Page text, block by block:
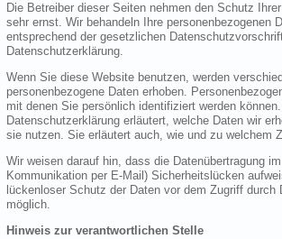
Die Betreiber dieser Seiten nehmen den Schutz
sehr ernst. Wir behandeln Ihre personenbezogenen
entsprechend der gesetzlichen
Datenschutzerklärung.
Wenn Sie diese Website benutzen, werden
personenbezogene Daten erhoben.
mit denen Sie persönlich identifiziert werden
Datenschutzerklärung erläutert, welche Daten wir
sie nutzen. Sie erläutert auch, wie und zu welchem
Wir weisen darauf hin, dass die Datenübertragung
Kommunikation per E-Mail) Sicherheitslücken
lückenloser Schutz der Daten vor dem Zugriff durch
möglich.
Hinweis zur verantwortlichen Stelle